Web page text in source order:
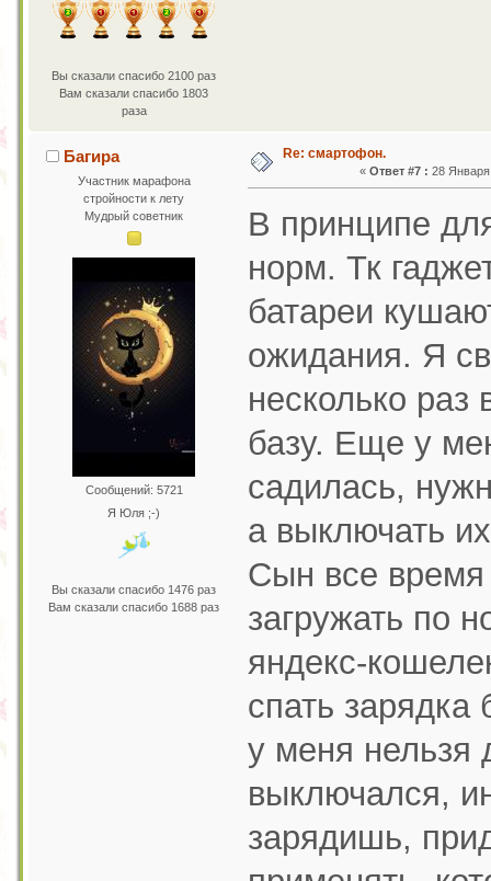
Вы сказали спасибо 2100 раз
Вам сказали спасибо 1803
раза
Багира
Участник марафона
стройности к лету
Мудрый советник
Сообщений: 5721
Я Юля ;-)
Вы сказали спасибо 1476 раз
Вам сказали спасибо 1688 раз
Re: смартофон.
« Ответ #7 : 28
В принципе
норм. Тк
батареи
ожидания. Я
несколько раз
базу. Еще у
садилась,
а выключать
Сын все время
загружать по
яндекс-
спать
у меня нельзя
выключался,
зарядишь,